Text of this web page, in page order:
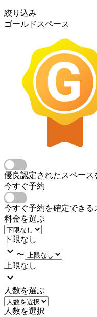
絞り込み
ゴールドスペース
優良認定されたスペース
今すぐ予約
今すぐ予約を確定できる
料金を選ぶ
下限なし
〜
上限なし
人数を選ぶ
人数を選択